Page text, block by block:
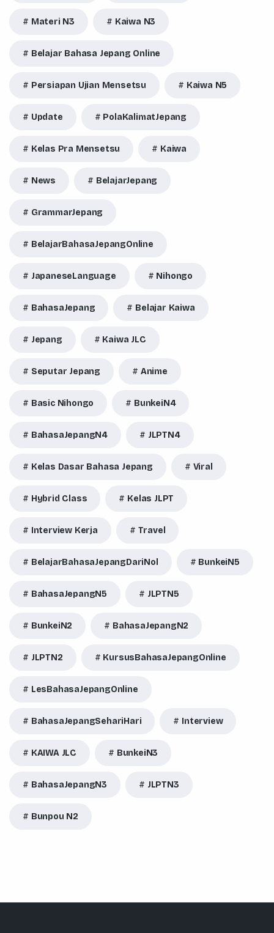
Materi N3 Kaiwa N3
Belajar Bahasa Jepang Online
Persiapan Ujian Mensetsu Kaiwa N5
Update PolaKalimatJepang
Kelas Pra Mensetsu Kaiwa
News BelajarJepang
GrammarJepang
BelajarBahasaJepangOnline
JapaneseLanguage Nihongo
BahasaJepang Belajar Kaiwa
Jepang Kaiwa JLC
Seputar Jepang Anime
Basic Nihongo BunkeiN4
BahasaJepangN4 JLPTN4
Kelas Dasar Bahasa Jepang Viral
Hybrid Class Kelas JLPT
Interview Kerja Travel
BelajarBahasaJepangDariNol BunkeiN5
BahasaJepangN5 JLPTN5
BunkeiN2 BahasaJepangN2
JLPTN2 KursusBahasaJepangOnline
LesBahasaJepangOnline
BahasaJepangSehariHari Interview
KAIWA JLC BunkeiN3
BahasaJepangN3 JLPTN3
Bunpou N2